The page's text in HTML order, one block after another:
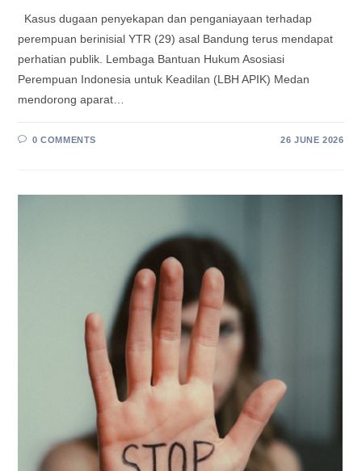
Kasus dugaan penyekapan dan penganiayaan terhadap
perempuan berinisial YTR (29) asal Bandung terus mendapat
perhatian publik. Lembaga Bantuan Hukum Asosiasi
Perempuan Indonesia untuk Keadilan (LBH APIK) Medan
mendorong aparat…
0 COMMENTS 26 JUNE 2026